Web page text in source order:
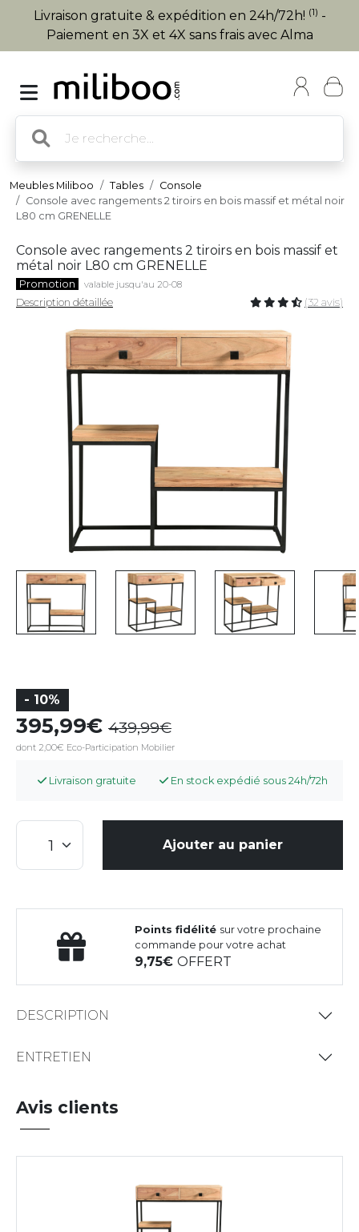
Livraison gratuite & expédition en 24h/72h! (1) -
Paiement en 3X et 4X sans frais avec Alma
Meubles Miliboo Tables
Console
Console avec rangements 2 tiroirs en bois massif et métal noir
L80 cm GRENELLE
Console avec rangements 2 tiroirs en bois massif et
métal noir L80 cm GRENELLE
Promotion valable jusqu'au 20-08
Description détaillée (32 avis)
- 10%
395,99 439,99
dont 2,00€ Eco-Participation Mobilier
Livraison gratuite En stock expédié sous 24h/72h
Ajouter au panier
Points fidélité sur votre prochaine
commande pour votre achat
9,75OFFERT
DESCRIPTION
ENTRETIEN
Avis clients